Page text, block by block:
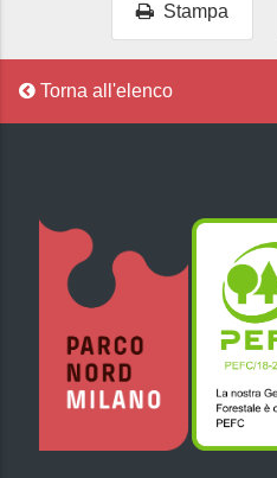
Stampa
Torna all'elenco